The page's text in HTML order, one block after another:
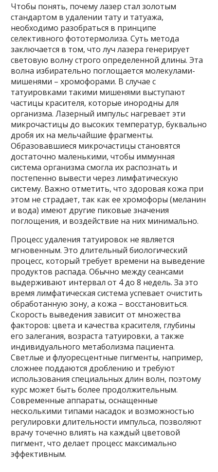
Чтобы понять, почему лазер стал золотым
стандартом в удалении тату и татуажа,
необходимо разобраться в принципе
селективного фототермолиза. Суть метода
заключается в том, что луч лазера генерирует
световую волну строго определенной длины. Эта
волна избирательно поглощается молекулами-
мишенями – хромофорами. В случае с
татуировками такими мишенями выступают
частицы красителя, которые инородны для
организма. Лазерный импульс нагревает эти
микрочастицы до высоких температур, буквально
дробя их на мельчайшие фрагменты.
Образовавшиеся микрочастицы становятся
достаточно маленькими, чтобы иммунная
система организма смогла их распознать и
постепенно вывести через лимфатическую
систему. Важно отметить, что здоровая кожа при
этом не страдает, так как ее хромофоры (меланин
и вода) имеют другие пиковые значения
поглощения, и воздействие на них минимально.
Процесс удаления татуировок не является
мгновенным. Это длительный биологический
процесс, который требует времени на выведение
продуктов распада. Обычно между сеансами
выдерживают интервал от 4 до 8 недель. За это
время лимфатическая система успевает очистить
обработанную зону, а кожа – восстановиться.
Скорость выведения зависит от множества
факторов: цвета и качества красителя, глубины
его залегания, возраста татуировки, а также
индивидуального метаболизма пациента.
Светлые и флуоресцентные пигменты, например,
сложнее поддаются дроблению и требуют
использования специальных длин волн, поэтому
курс может быть более продолжительным.
Современные аппараты, оснащенные
несколькими типами насадок и возможностью
регулировки длительности импульса, позволяют
врачу точечно влиять на каждый цветовой
пигмент, что делает процесс максимально
эффективным.